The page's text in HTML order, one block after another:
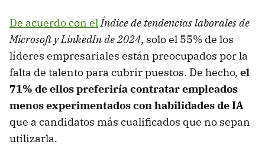
De acuerdo con elÍndice de tendencias laborales de
Microsoft y LinkedIn de 2024, solo el 55% de los
líderes empresariales están preocupados por la
falta de talento para cubrir puestos. De hecho, el
71% de ellos preferiría contratar empleados
menos experimentados con habilidades de IA
que a candidatos más cualificados que no sepan
utilizarla.